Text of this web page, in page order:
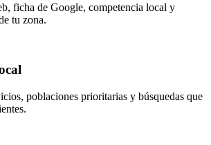
ficha de Google, competencia local y
tu zona.
poblaciones prioritarias y búsquedas que